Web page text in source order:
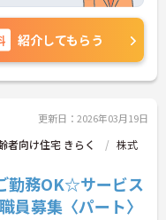
紹介してもらう
更新日：2026年03月19日
者向け住宅 きらく
株式
勤務OK☆サービス
員募集〈パート〉